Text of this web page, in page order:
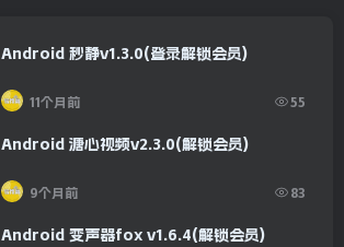
Android 秒静v1.3.0(登录解锁会员)
11个月前 55
Android 溏心视频v2.3.0(解锁会员)
9个月前 83
Android 变声器fox v1.6.4(解锁会员)